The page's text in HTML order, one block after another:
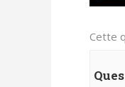
Cette